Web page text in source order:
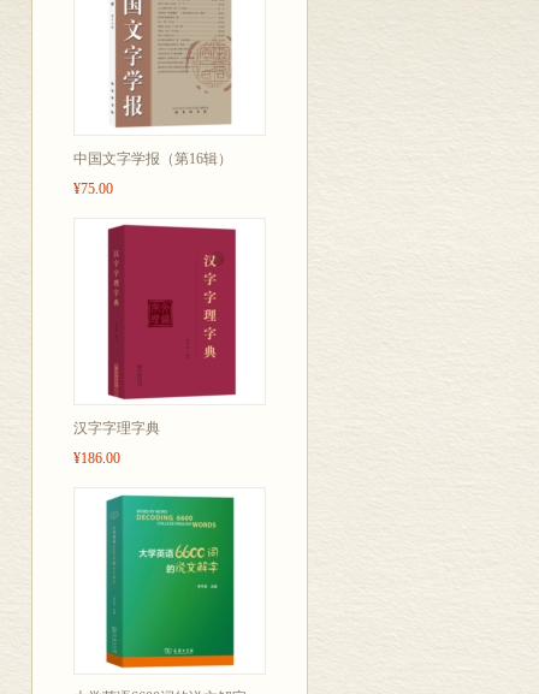
中国文字学报（第16辑）
¥75.00
汉字字理字典
¥186.00